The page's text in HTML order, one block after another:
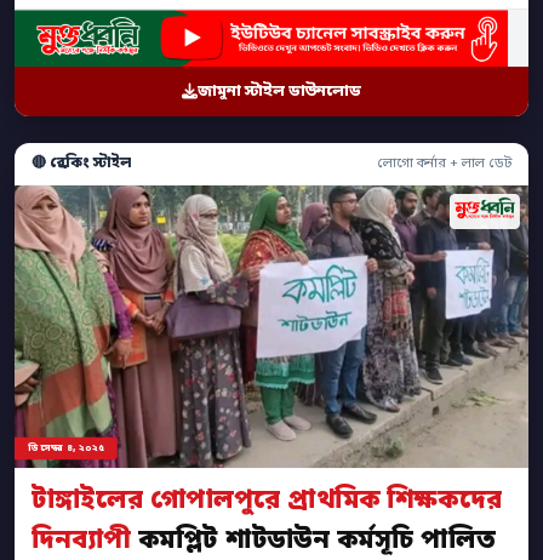
জামুনা স্টাইল ডাউনলোড
🔴 ব্রেকিং স্টাইল লোগো কর্নার + লাল ডেট
ডিসেম্বর ৪, ২০২৫
টাঙ্গাইলের গোপালপুরে প্রাথমিক শিক্ষকদের
দিনব্যাপী কমপ্লিট শাটডাউন কর্মসূচি পালিত